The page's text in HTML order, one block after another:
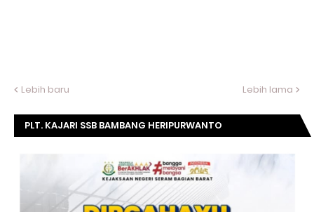
Lebih baru Lebih lama
PLT. KAJARI SSB BAMBANG HERIPURWANTO
KEJAKSAAN RI KE- 20 TAHUN.